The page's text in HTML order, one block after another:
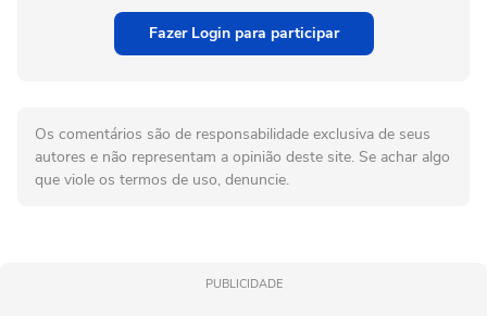
Fazer Login para participar
Os comentários são de responsabilidade exclusiva de seus
autores e não representam a opinião deste site. Se achar algo
que viole os termos de uso, denuncie.
PUBLICIDADE